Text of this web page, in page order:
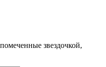
звездочкой,